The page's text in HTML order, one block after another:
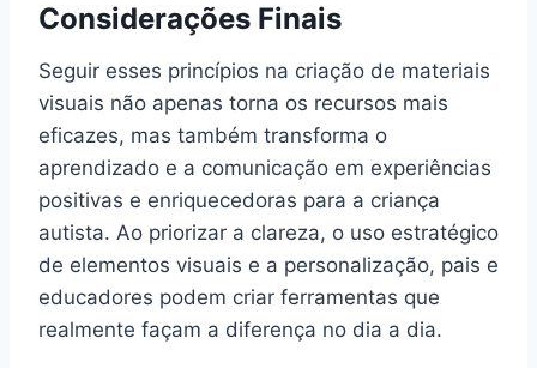
Considerações Finais
Seguir esses princípios na criação de materiais
visuais não apenas torna os recursos mais
eficazes, mas também transforma o
aprendizado e a comunicação em experiências
positivas e enriquecedoras para a criança
autista. Ao priorizar a clareza, o uso estratégico
de elementos visuais e a personalização, pais e
educadores podem criar ferramentas que
realmente façam a diferença no dia a dia.